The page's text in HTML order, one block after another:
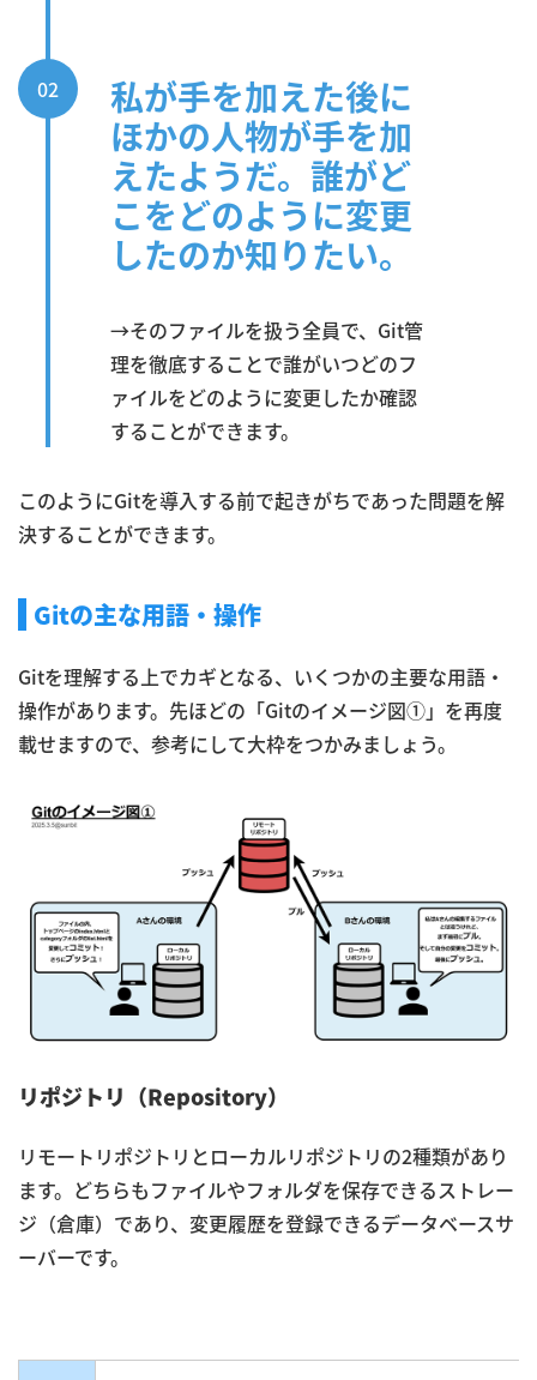
02
私が手を加えた後に
ほかの人物が手を加
えたようだ。誰がど
こをどのように変更
したのか知りたい。
→そのファイルを扱う全員で、Git管
理を徹底することで誰がいつどのフ
ァイルをどのように変更したか確認
することができます。
このようにGitを導入する前で起きがちであった問題を解
決することができます。
Gitの主な用語・操作
Gitを理解する上でカギとなる、いくつかの主要な用語・
操作があります。先ほどの「Gitのイメージ図①」を再度
載せますので、参考にして大枠をつかみましょう。
リポジトリ（Repository）
リモートリポジトリとローカルリポジトリの2種類があり
ます。どちらもファイルやフォルダを保存できるストレー
ジ（倉庫）であり、変更履歴を登録できるデータベースサ
ーバーです。